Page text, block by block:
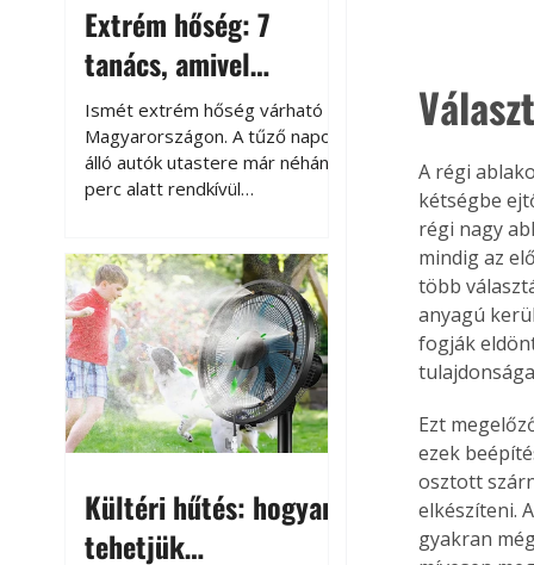
Extrém hőség: 7
tanács, amivel
megóvhatjuk
autónkat a nyári
károktól
Ismét extrém hőség várható
Magyarországon. A tűző napon
álló autók utastere már néhány
perc alatt rendkívül
megközelítheti. Ez nemcsak a
beszállást teszi kellemetlenné,
hanem az autó állapotára és a
benne hagyott tárgyakra is
káros hatással lehet. Néhány
egyszerű óvintézkedéssel
azonban jelentősen
csökkenthetjük a hőség káros
Kültéri hűtés: hogyan
tehetjük
A régi
kétségbe
régi nagy
mindig az
több
anyagú
fogják
Ezt
ezek
osztott
elkészíteni.
gyakran